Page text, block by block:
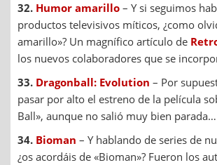
32. Humor amarillo – Y si seguimos
productos televisivos míticos, ¿como
amarillo»? Un magnífico artículo de
los nuevos colaboradores que se
33. Dragonball: Evolution – Por
pasar por alto el estreno de la película
Ball», aunque no salió muy bien parada…
34. Bioman – Y hablando de series de
¿os acordáis de «Bioman»? Fueron los